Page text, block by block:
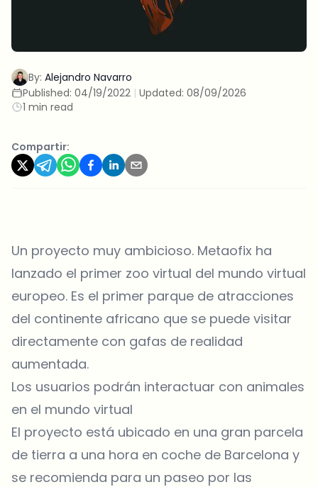
By: Alejandro Navarro
Published: 04/19/2022 | Updated: 08/09/2026
1 min read
Compartir:
Un proyecto muy ambicioso. Metaofix ha
lanzado el primer zoo virtual del mundo virtual
europeo. Es el primer parque de atracciones
del continente africano que se puede visitar
directamente con gafas de realidad
aumentada.
Los usuarios podrán interactuar con animales
en el mundo virtual
El proyecto está ubicado en una gran parcela
de tierra a una hora en coche de Barcelona y
se recomienda para un paseo por las